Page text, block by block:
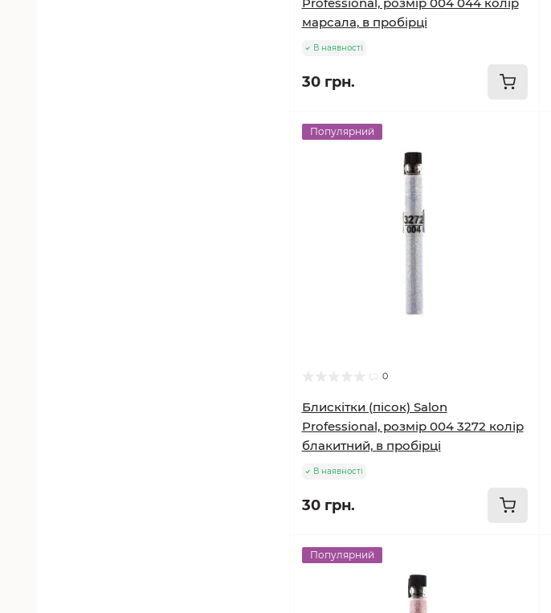
марсала, в пробірці
В наявності
30 грн.
Популярний
0
Блискітки (пісок) Salon
Professional, розмір 004 3272 колір
блакитний, в пробірці
В наявності
30 грн.
Популярний